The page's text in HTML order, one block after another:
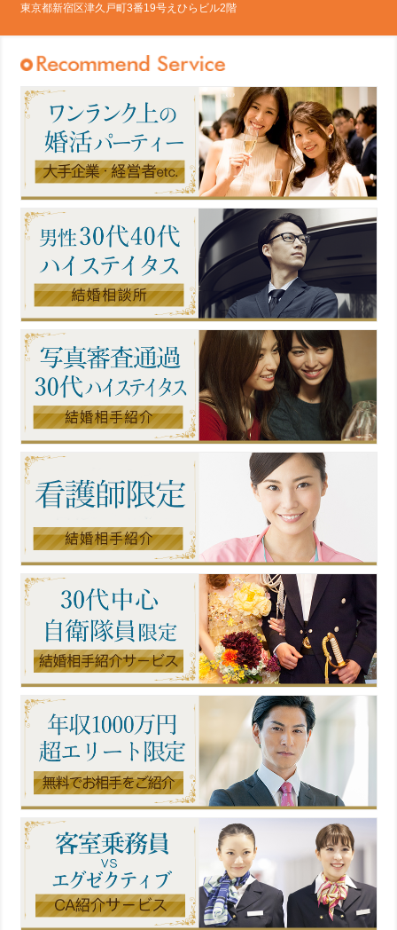
東京都新宿区津久戸町3番19号えひらビル2階